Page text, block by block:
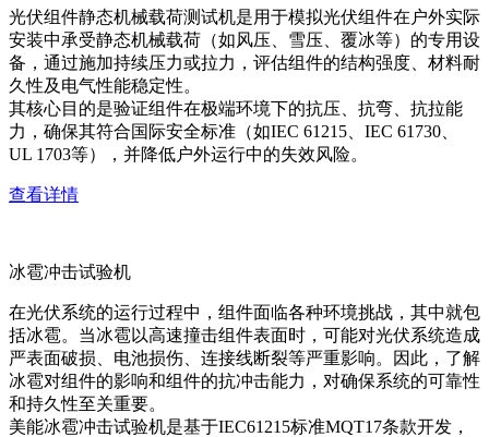
光伏组件静态机械载荷测试机是用于模拟光伏组件在户外实际
安装中承受静态机械载荷（如风压、雪压、覆冰等）的专用设
备，通过施加持续压力或拉力，评估组件的结构强度、材料耐
久性及电气性能稳定性。
其核心目的是验证组件在极端环境下的抗压、抗弯、抗拉能
力，确保其符合国际安全标准（如IEC 61215、IEC 61730、
UL 1703等），并降低户外运行中的失效风险。
查看详情
冰雹冲击试验机
在光伏系统的运行过程中，组件面临各种环境挑战，其中就包
括冰雹。当冰雹以高速撞击组件表面时，可能对光伏系统造成
严表面破损、电池损伤、连接线断裂等严重影响。因此，了解
冰雹对组件的影响和组件的抗冲击能力，对确保系统的可靠性
和持久性至关重要。
美能冰雹冲击试验机是基于IEC61215标准MQT17条款开发，